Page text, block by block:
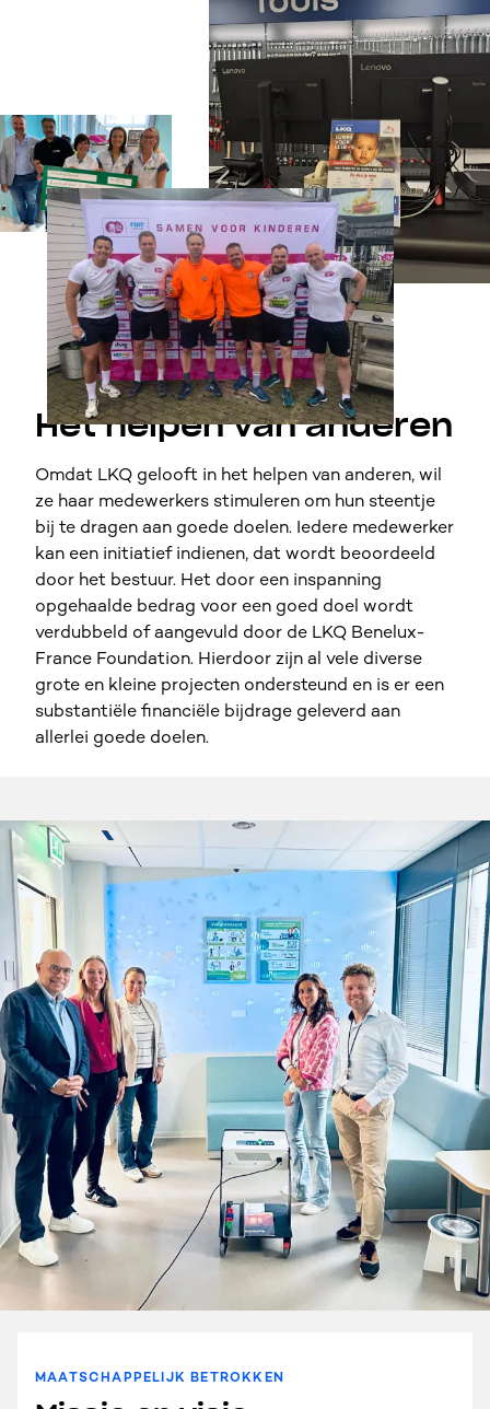
Het helpen van anderen
Omdat LKQ gelooft in het helpen van anderen, wil
ze haar medewerkers stimuleren om hun steentje
bij te dragen aan goede doelen. Iedere medewerker
kan een initiatief indienen, dat wordt beoordeeld
door het bestuur. Het door een inspanning
opgehaalde bedrag voor een goed doel wordt
verdubbeld of aangevuld door de LKQ Benelux-
France Foundation. Hierdoor zijn al vele diverse
grote en kleine projecten ondersteund en is er een
substantiële financiële bijdrage geleverd aan
allerlei goede doelen.
MAATSCHAPPELIJK BETROKKEN